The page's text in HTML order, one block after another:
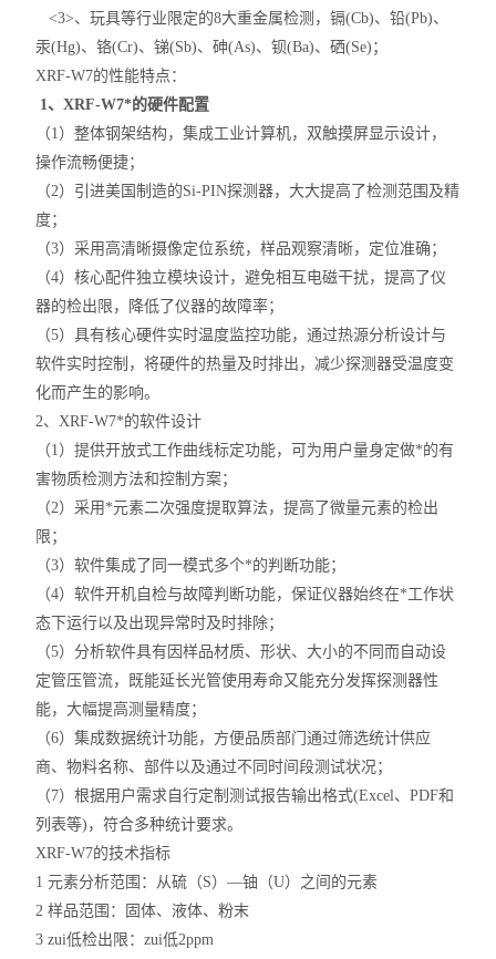
<3>、玩具等行业限定的8大重金属检测，镉(Cb)、铅(Pb)、
汞(Hg)、铬(Cr)、锑(Sb)、砷(As)、钡(Ba)、硒(Se)；
XRF-W7的性能特点：
1、XRF-W7*的硬件配置
（1）整体钢架结构，集成工业计算机，双触摸屏显示设计，
操作流畅便捷；
（2）引进美国制造的Si-PIN探测器，大大提高了检测范围及精
度；
（3）采用高清晰摄像定位系统，样品观察清晰，定位准确；
（4）核心配件独立模块设计，避免相互电磁干扰，提高了仪
器的检出限，降低了仪器的故障率；
（5）具有核心硬件实时温度监控功能，通过热源分析设计与
软件实时控制，将硬件的热量及时排出，减少探测器受温度变
化而产生的影响。
2、XRF-W7*的软件设计
（1）提供开放式工作曲线标定功能，可为用户量身定做*的有
害物质检测方法和控制方案；
（2）采用*元素二次强度提取算法，提高了微量元素的检出
限；
（3）软件集成了同一模式多个*的判断功能；
（4）软件开机自检与故障判断功能，保证仪器始终在*工作状
态下运行以及出现异常时及时排除；
（5）分析软件具有因样品材质、形状、大小的不同而自动设
定管压管流，既能延长光管使用寿命又能充分发挥探测器性
能，大幅提高测量精度；
（6）集成数据统计功能，方便品质部门通过筛选统计供应
商、物料名称、部件以及通过不同时间段测试状况；
（7）根据用户需求自行定制测试报告输出格式(Excel、PDF和
列表等)，符合多种统计要求。
XRF-W7的技术指标
1 元素分析范围：从硫（S）—铀（U）之间的元素
2 样品范围：固体、液体、粉末
3 zui低检出限：zui低2ppm